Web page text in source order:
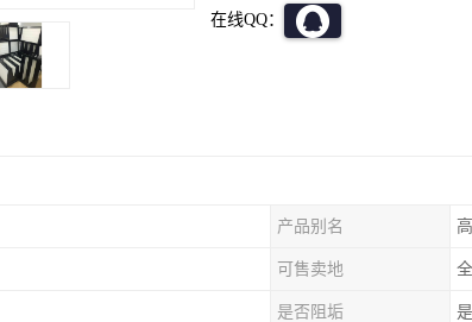
在线QQ：
产品别名
可售卖地
是否阻垢 是